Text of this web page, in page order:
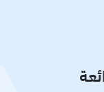
و مريح